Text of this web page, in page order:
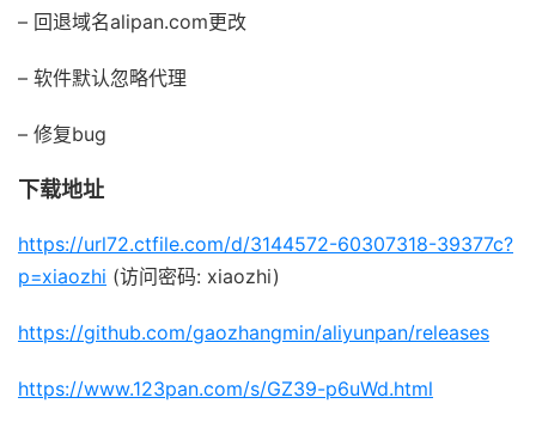
– 回退域名alipan.com更改
– 软件默认忽略代理
– 修复bug
下载地址
https://url72.ctfile.com/d/3144572-60307318-39377c?
p=xiaozhi (访问密码: xiaozhi)
https://github.com/gaozhangmin/aliyunpan/releases
https://www.123pan.com/s/GZ39-p6uWd.html